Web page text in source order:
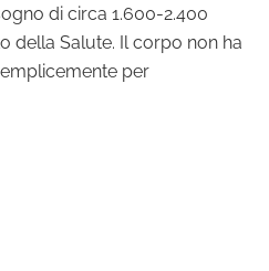
di circa 1.600-2.400
della Salute. Il corpo non ha
per